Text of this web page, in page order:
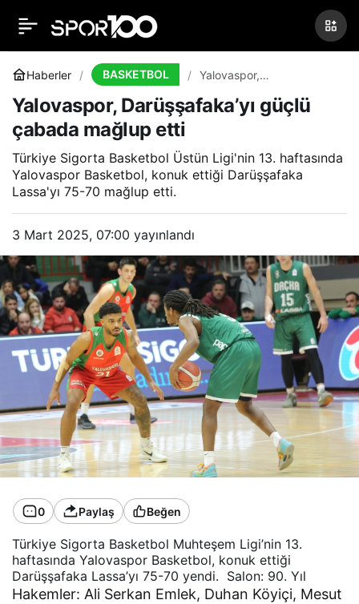
Haberler BASKETBOL
Yalovaspor,
çabada mağlup etti
Yalovaspor, Darüşşafaka’yı güçlü
çabada mağlup etti
Türkiye Sigorta Basketbol Üstün Ligi'nin 13. haftasında
Yalovaspor Basketbol, konuk ettiği Darüşşafaka
Lassa'yı 75-70 mağlup etti.
3 Mart 2025, 07:00 yayınlandı
0 Paylaş Beğen
Türkiye Sigorta Basketbol Muhteşem Ligi’nin 13.
haftasında Yalovaspor Basketbol, konuk ettiği
Darüşşafaka Lassa’yı 75-70 yendi. Salon: 90. Yıl
Hakemler: Ali Serkan Emlek, Duhan Köyiçi, Mesut
Bahçeşehir Koleji,
TOFAŞ’a geçit vermedi
Paylaş